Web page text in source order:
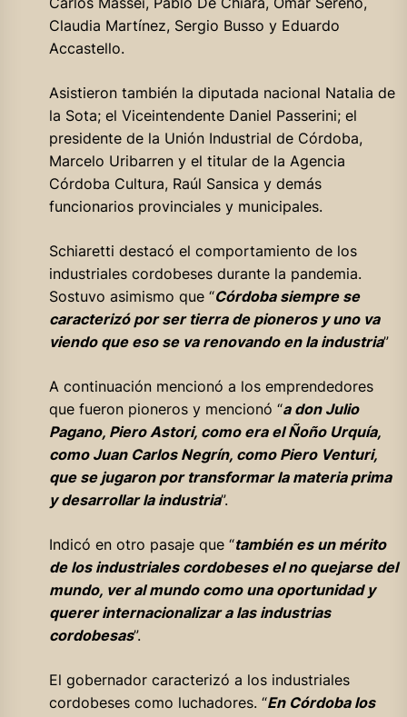
Claudia Martínez, Sergio Busso y Eduardo
Accastello.
Asistieron también la diputada nacional Natalia de
la Sota; el Viceintendente Daniel Passerini; el
presidente de la Unión Industrial de Córdoba,
Marcelo Uribarren y el titular de la Agencia
Córdoba Cultura, Raúl Sansica y demás
funcionarios provinciales y municipales.
Schiaretti destacó el comportamiento de los
industriales cordobeses durante la pandemia.
Sostuvo asimismo que “Córdoba siempre se
caracterizó por ser tierra de pioneros y uno va
viendo que eso se va renovando en la industria”
A continuación mencionó a los emprendedores
que fueron pioneros y mencionó “a don Julio
Pagano, Piero Astori, como era el Ñoño Urquía,
como Juan Carlos Negrín, como Piero Venturi,
que se jugaron por transformar la materia prima
y desarrollar la industria”.
Indicó en otro pasaje que “también es un mérito
de los industriales cordobeses el no quejarse del
mundo, ver al mundo como una oportunidad y
querer internacionalizar a las industrias
cordobesas”.
El gobernador caracterizó a los industriales
cordobeses como luchadores. “En Córdoba los